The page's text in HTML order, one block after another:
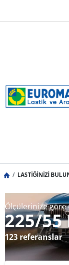
LASTİĞİNİZİ
Ölçülerinize
225/55
123 referanslar